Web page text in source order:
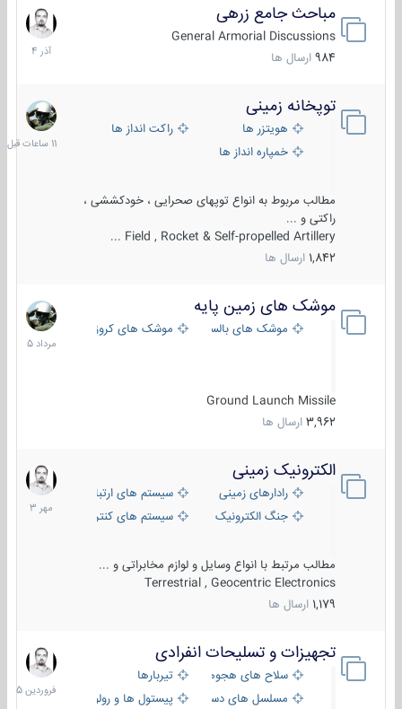
مباحث جامع زرهی
General Armorial Discussions
984 ارسال ها
7
آذر
1404
توپخانه زمینی
هویتزر ها
راکت انداز ها
خمپاره انداز ها
مطالب مربوط به انواع توپهای صحرایی ، خودکششی ،
راکتی و ...
Field , Rocket & Self-propelled Artillery ...
1,842 ارسال ها
11
ساعات
قبل
موشک های زمین پایه
موشک های بالستیک موشک های کروز
Ground Launch Missile
3,962 ارسال ها
2
مرداد
1405
الکترونیک زمینی
رادارهای زمینی
سیستم های ارتباطی و جمع آوری
جنگ الکترونیک
سیستم های کنترل آتش و تجهیزات
مطالب مرتبط با انواع وسایل و لوازم مخابراتی و ...
Terrestrial , Geocentric Electronics
1,179 ارسال ها
1
مهر
1403
تجهیزات و تسلیحات انفرادی
سلاح های هجومی
تیربارها
مسلسل های دستی
پیستول ها و رولورها
17
فروردین
1405